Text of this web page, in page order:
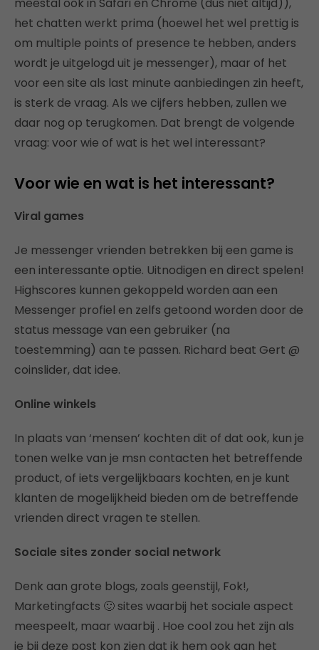
het chatten werkt prima (hoewel het wel prettig is
om multiple points of presence te hebben, anders
wordt je uitgelogd uit je messenger), maar of het
voor een site als last minute aanbiedingen zin heeft,
is sterk de vraag. Als we cijfers hebben, zullen we
daar nog op terugkomen. Dat brengt de volgende
vraag: voor wie of wat is het wel interessant?
Voor wie en wat is het interessant?
Viral games
Je messenger vrienden betrekken bij een game is
een interessante optie. Uitnodigen en direct spelen!
Highscores kunnen gekoppeld worden aan een
Messenger profiel en zelfs getoond worden door de
status message van een gebruiker (na
toestemming) aan te passen. Richard beat Gert @
coinslider, dat idee.
Online winkels
In plaats van ‘mensen’ kochten dit of dat ook, kun je
tonen welke van je msn contacten het betreffende
product, of iets vergelijkbaars kochten, en je kunt
klanten de mogelijkheid bieden om de betreffende
vrienden direct vragen te stellen.
Sociale sites zonder social network
Denk aan grote blogs, zoals geenstijl, Fok!,
Marketingfacts 🙂 sites waarbij het sociale aspect
meespeelt, maar waarbij . Hoe cool zou het zijn als
je bij deze post kon zien dat ik hem ook aan het